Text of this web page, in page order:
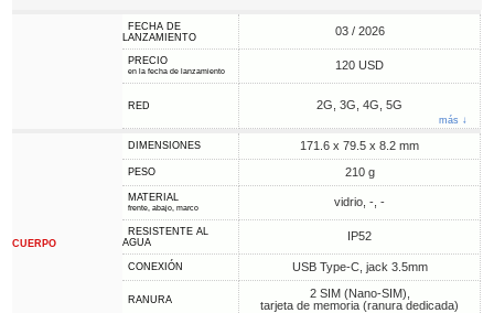
FECHA DE
LANZAMIENTO
03 / 2026
PRECIO
en la fecha de lanzamiento 120 USD
RED 2G, 3G, 4G, 5G
más ↓
CUERPO
DIMENSIONES 171.6 x 79.5 x 8.2 mm
PESO 210 g
MATERIAL
frente, abajo, marco vidrio, -, -
RESISTENTE AL
AGUA
IP52
CONEXIÓN USB Type-C, jack 3.5mm
RANURA
2 SIM (Nano-SIM),
tarjeta de memoria (ranura dedicada)